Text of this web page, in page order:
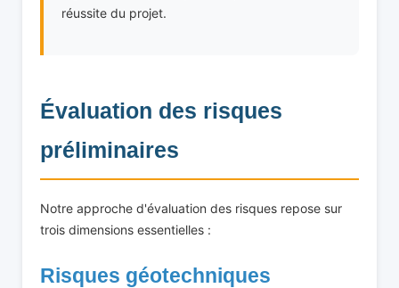
réussite du projet.
Évaluation des risques
préliminaires
Notre approche d'évaluation des risques repose sur
trois dimensions essentielles :
Risques géotechniques